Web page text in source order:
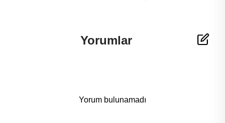
Yorumlar
Yorum bulunamadı